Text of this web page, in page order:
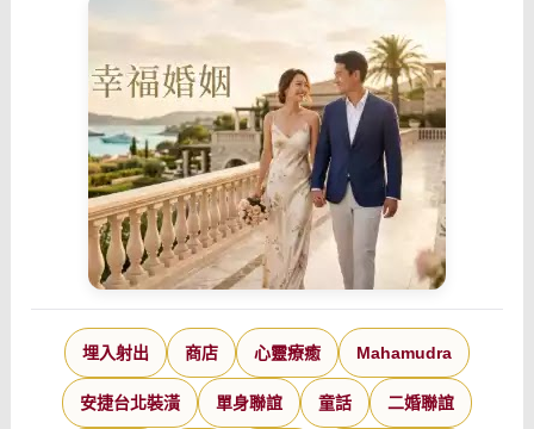
埋入射出 商店 心靈療癒 Mahamudra
安捷台北裝潢 單身聯誼 童話 二婚聯誼